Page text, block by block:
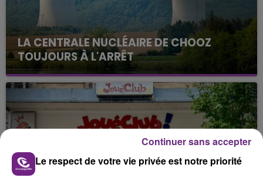
LA CENTRALE NUCLÉAIRE DE CHOOZ
TOUJOURS À L'ARRÊT
Cela fait déjà une semaine que la centrale
nucléaire ardennaise est à l'arrêt. Une situation
justifiée par la sécheresse intense qui est toujours
présente.
Le respect de votre vie privée est notre priorité
Continuer sans accepter